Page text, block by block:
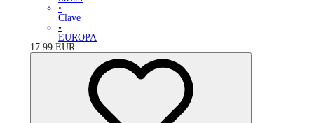
•
Clave
•
EUROPA
17.99 EUR